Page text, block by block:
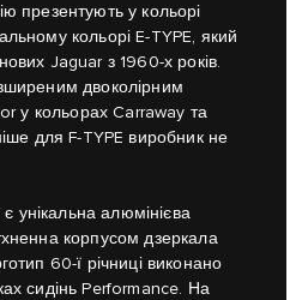
презентують у кольорі
кольорі E-TYPE, який
Jaguar з 1960-х років.
двоколірним
у кольорах Carraway та
для F-TYPE виробник не
є унікальна алюмінієва
корпусом дзеркала
60-ї річниці виконано
сидінь Performance. На